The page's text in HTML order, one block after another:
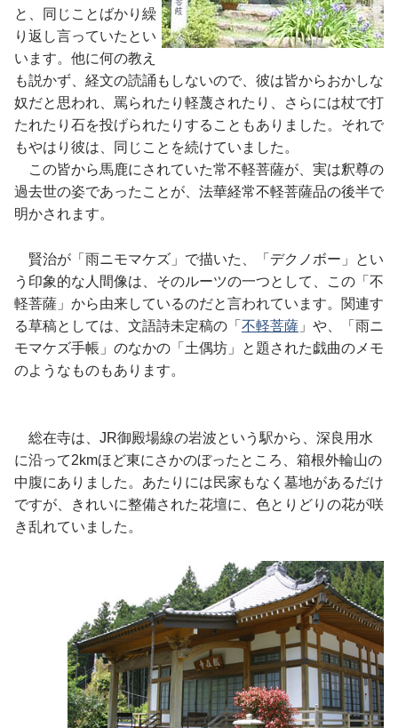
と、同じことばかり繰
り返し言っていたとい
います。他に何の教え
も説かず、経文の読誦もしないので、彼は皆からおかしな
奴だと思われ、罵られたり軽蔑されたり、さらには杖で打
たれたり石を投げられたりすることもありました。それで
もやはり彼は、同じことを続けていました。
この皆から馬鹿にされていた常不軽菩薩が、実は釈尊の
過去世の姿であったことが、法華経常不軽菩薩品の後半で
明かされます。
賢治が「雨ニモマケズ」で描いた、「デクノボー」とい
う印象的な人間像は、そのルーツの一つとして、この「不
軽菩薩」から由来しているのだと言われています。関連す
る草稿としては、文語詩未定稿の「 不軽菩薩 」や、「雨ニ
モマケズ手帳」のなかの「土偶坊」と題された戯曲のメモ
のようなものもあります。
総在寺は、JR御殿場線の岩波という駅から、深良用水
に沿って2kmほど東にさかのぼったところ、箱根外輪山の
中腹にありました。あたりには民家もなく墓地があるだけ
ですが、きれいに整備された花壇に、色とりどりの花が咲
き乱れていました。